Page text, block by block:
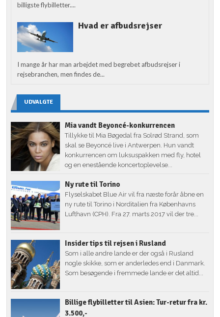
billigste flybilletter....
Hvad er afbudsrejser
I mange år har man arbejdet med begrebet afbudsrejser i
rejsebranchen, men findes de...
UDVALGTE
Mia vandt Beyoncé-konkurrencen
Tillykke til Mia Bøgedal fra Solrød Strand, som
skal se Beyoncé live i Antwerpen. Hun vandt
konkurrencen om luksuspakken med fly, hotel
og en enestående koncertoplevelse...
Ny rute til Torino
Flyselskabet Blue Air vil fra næste forår åbne en
ny rute til Torino i Norditalien fra Københavns
Lufthavn (CPH). Fra 27. marts 2017 vil der tre...
Insider tips til rejsen i Rusland
Som i alle andre lande er der også i Rusland
nogle skikke, som er anderledes end i Danmark.
Som besøgende i fremmede lande er det altid...
Billige flybilletter til Asien: Tur-retur fra kr.
3.500,-